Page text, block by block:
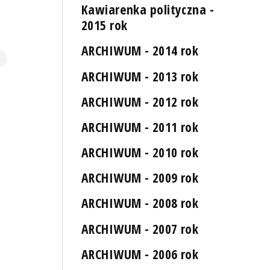
Kawiarenka polityczna -
2015 rok
ARCHIWUM - 2014 rok
ARCHIWUM - 2013 rok
ARCHIWUM - 2012 rok
ARCHIWUM - 2011 rok
ARCHIWUM - 2010 rok
ARCHIWUM - 2009 rok
ARCHIWUM - 2008 rok
ARCHIWUM - 2007 rok
ARCHIWUM - 2006 rok